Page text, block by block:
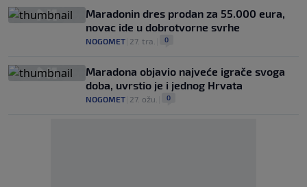
Maradonin dres prodan za 55.000 eura,
novac ide u dobrotvorne svrhe
NOGOMET 27. tra. 0
Maradona objavio najveće igrače svoga
doba, uvrstio je i jednog Hrvata
NOGOMET 27. ožu. 0